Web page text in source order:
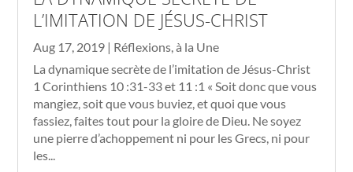
L’IMITATION DE JÉSUS-CHRIST
Aug 17, 2019 | Réflexions,à la Une
La dynamique secrète de l’imitation de Jésus-Christ
1 Corinthiens 10 :31-33et 11 :1 « Soit donc que vous
mangiez, soit que vous buviez, et quoi que vous
fassiez, faites tout pour la gloire de Dieu. Ne soyez
une pierre d’achoppement ni pour les Grecs, ni pour
les...